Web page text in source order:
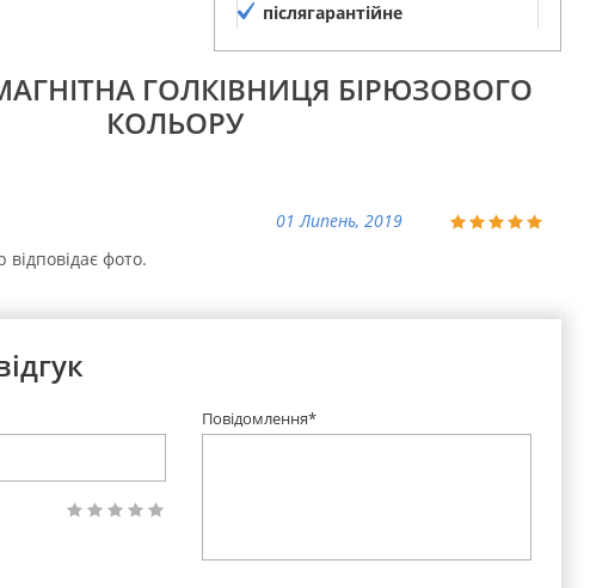
післягарантійне
ГОЛКІВНИЦЯ БІРЮЗОВОГО
КОЛЬОРУ
01 Липень, 2019
фото.
Повідомлення*